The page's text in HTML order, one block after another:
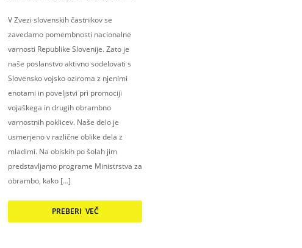
V Zvezi slovenskih častnikov se
zavedamo pomembnosti nacionalne
varnosti Republike Slovenije. Zato je
naše poslanstvo aktivno sodelovati s
Slovensko vojsko oziroma z njenimi
enotami in poveljstvi pri promociji
vojaškega in drugih obrambno
varnostnih poklicev. Naše delo je
usmerjeno v različne oblike dela z
mladimi. Na obiskih po šolah jim
predstavljamo programe Ministrstva za
obrambo, kako […]
PREBERI VEČ